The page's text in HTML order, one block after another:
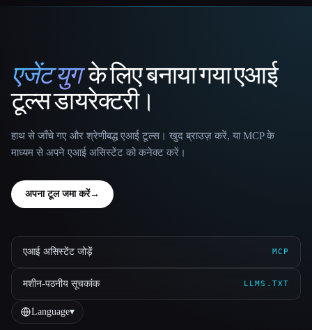
That AI Collection
एजेंट युगके लिए बनाया गया एआई
टूल्स डायरेक्टरी।
हाथ से जाँचे गए और श्रेणीबद्ध एआई टूल्स। खुद ब्राउज़ करें, या MCP के
माध्यम से अपने एआई असिस्टेंट को कनेक्ट करें।
अपना टूल जमा करें→
एआई असिस्टेंट जोड़ें MCP
मशीन-पठनीय सूचकांक LLMS.TXT
Language▾